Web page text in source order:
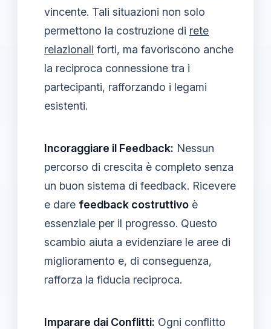
vincente. Tali situazioni non solo
permettono la costruzione di rete
relazionali forti, ma favoriscono anche
la reciproca connessione tra i
partecipanti, rafforzando i legami
esistenti.
Incoraggiare il Feedback: Nessun
percorso di crescita è completo senza
un buon sistema di feedback. Ricevere
e dare feedback costruttivo è
essenziale per il progresso. Questo
scambio aiuta a evidenziare le aree di
miglioramento e, di conseguenza,
rafforza la fiducia reciproca.
Imparare dai Conflitti: Ogni conflitto